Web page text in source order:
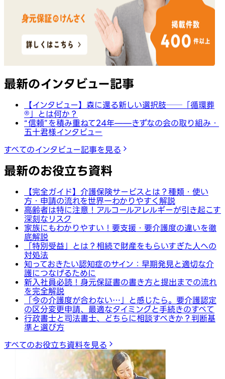
最新のインタビュー記事
【インタビュー】森に還る新しい選択肢──「循環葬
®︎」とは何か？
“信頼”を積み重ねて24年——きずなの会の取り組み・
五十君様インタビュー
すべてのインタビュー記事を見る
最新のお役立ち資料
【完全ガイド】介護保険サービスとは？種類・使い
方・申請の流れを世界一わかりやすく解説
高齢者は特に注意！アルコールアレルギーが引き起こす
深刻なリスク
家族にもわかりやすい！要支援・要介護度の違いを徹
底解説
「特別受益」とは？相続で財産をもらいすぎた人への
対処法
知っておきたい認知症のサイン：早期発見と適切な介
護につなげるために
新入社員必読！身元保証書の書き方と提出までの流れ
を完全解説
「今の介護度が合わない…」と感じたら。要介護認定
の区分変更申請、最適なタイミングと手続きのすべて
行政書士と司法書士、どちらに相談すべきか？判断基
準と選び方
すべてのお役立ち資料を見る